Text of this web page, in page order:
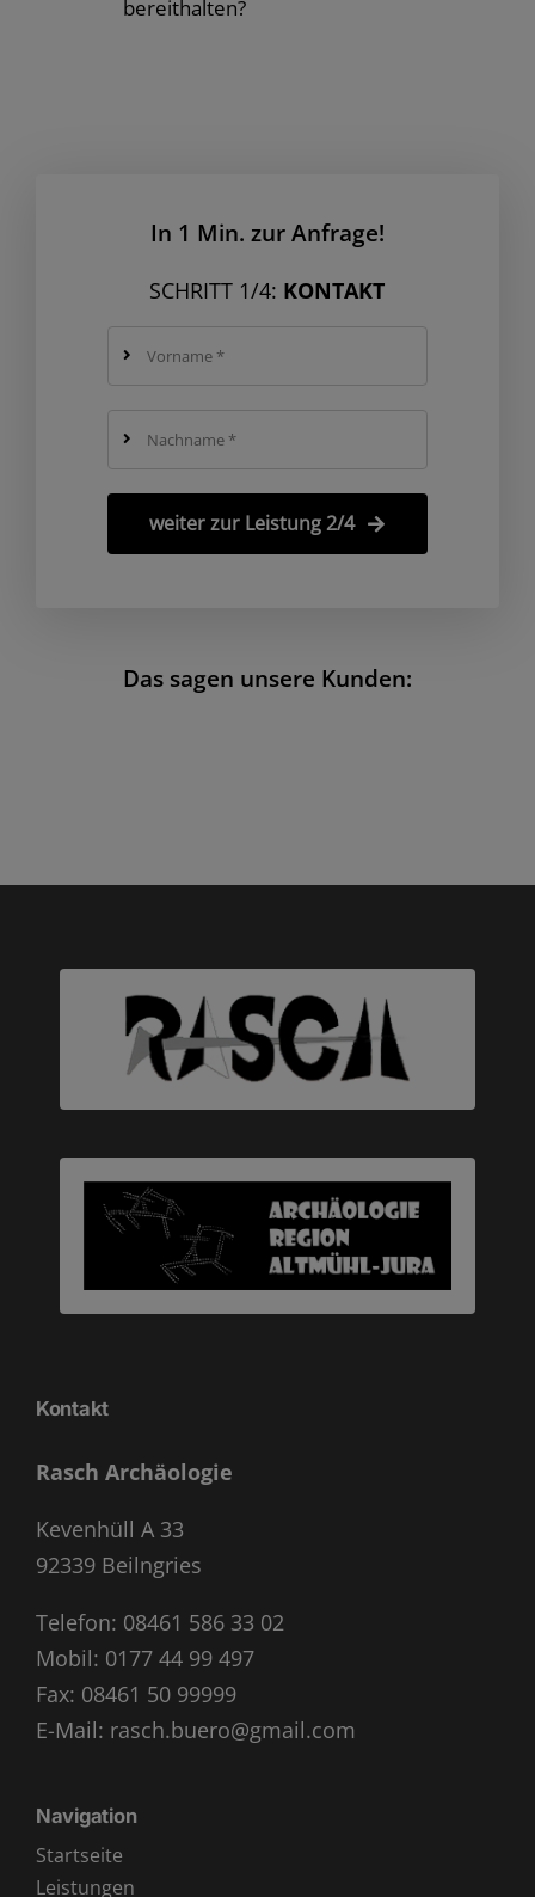
bereithalten?
Das sagen unsere Kunden:
In 1 Min. zur Anfrage!
SCHRITT 1/4: KONTAKT
weiter zur Leistung 2/4
Kontakt
Rasch Archäologie
Kevenhüll A 33
92339 Beilngries
Telefon: 08461 586 33 02
Mobil: 0177 44 99 497
Fax: 08461 50 99999
E-Mail: rasch.buero@gmail.com
Navigation
Startseite
Leistungen